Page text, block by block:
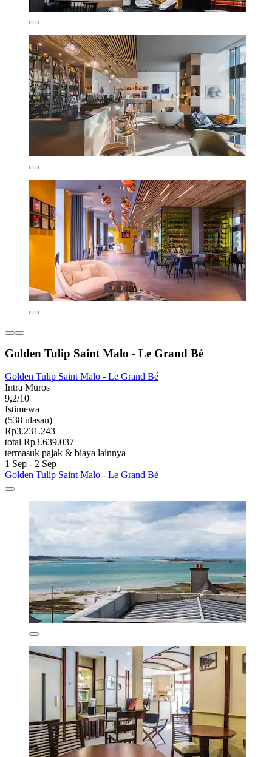
Golden Tulip Saint Malo - Le Grand Bé
Golden Tulip Saint Malo - Le Grand Bé
Intra Muros
9,2/10
Istimewa
(538 ulasan)
Rp3.231.243
total Rp3.639.037
termasuk pajak & biaya lainnya
1 Sep - 2 Sep
Golden Tulip Saint Malo - Le Grand Bé